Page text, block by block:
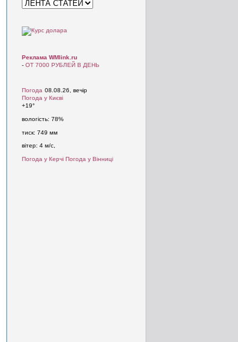
Реклама WMlink.ru
- ОТ 7000 РУБЛЕЙ В ДЕНЬ
Погода 08.08.26, вечір
Погода у Києві
+19°
вологість: 78%
тиск: 749 мм
вітер: 4 м/с,
Погода у Керчі Погода у Вінниці